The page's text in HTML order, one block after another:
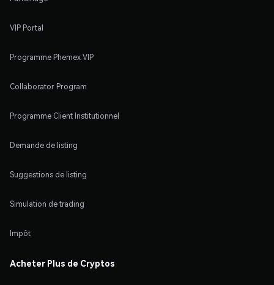
VIP Portal
Programme Phemex VIP
Collaborator Program
Programme Client Institutionnel
Demande de listing
Suggestions de listing
Simulation de trading
Impôt
Acheter Plus de Cryptos